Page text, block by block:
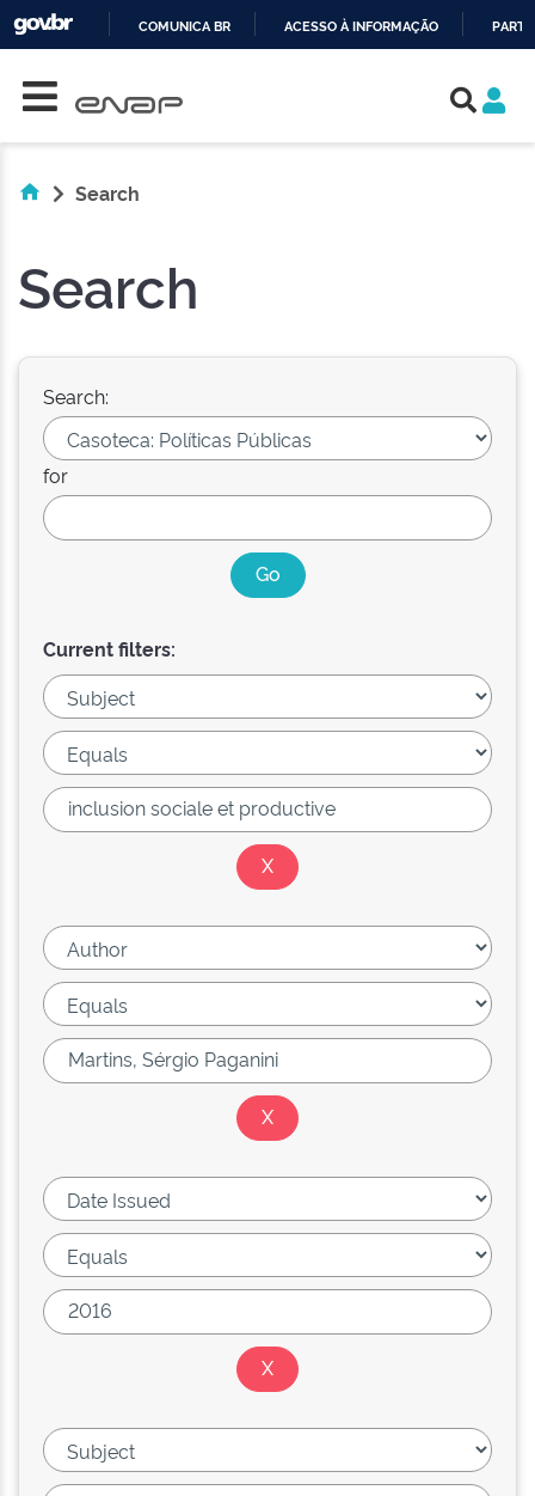
COMUNICA BR ACESSO À INFORMAÇÃO
Search
Search
Search:
for
Current filters: